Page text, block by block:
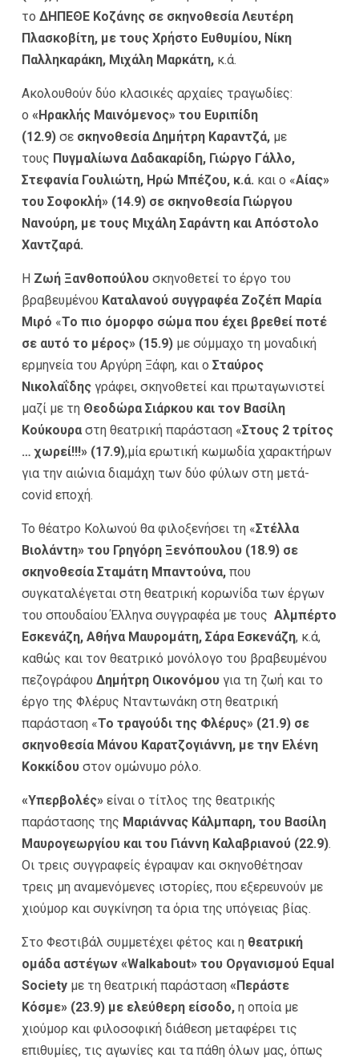
το ΔΗΠΕΘΕ Κοζάνης σε σκηνοθεσία Λευτέρη
Πλασκοβίτη, με τους Χρήστο Ευθυμίου, Νίκη
Παλληκαράκη, Μιχάλη Μαρκάτη, κ.ά.
Ακολουθούν δύο κλασικές αρχαίες τραγωδίες:
ο «Ηρακλής Μαινόμενος» του Ευριπίδη
(12.9) σε σκηνοθεσία Δημήτρη Καραντζά, με
τους Πυγμαλίωνα Δαδακαρίδη, Γιώργο Γάλλο,
Στεφανία Γουλιώτη, Ηρώ Μπέζου, κ.ά. και ο «Αίας»
του Σοφοκλή» (14.9) σε σκηνοθεσία Γιώργου
Νανούρη, με τους Μιχάλη Σαράντη και Απόστολο
Χαντζαρά.
Η Ζωή Ξανθοπούλου σκηνοθετεί το έργο του
βραβευμένου Καταλανού συγγραφέα Ζοζέπ Μαρία
Μιρό «Το πιο όμορφο σώμα που έχει βρεθεί ποτέ
σε αυτό το μέρος» (15.9) με σύμμαχο τη μοναδική
ερμηνεία του Αργύρη Ξάφη, και ο Σταύρος
Νικολαΐδης γράφει, σκηνοθετεί και πρωταγωνιστεί
μαζί με τη Θεοδώρα Σιάρκου και τον Βασίλη
Κούκουρα στη θεατρική παράσταση «Στους 2 τρίτος
… χωρεί!!!» (17.9),μία ερωτική κωμωδία χαρακτήρων
για την αιώνια διαμάχη των δύο φύλων στη μετά-
covid εποχή.
Το θέατρο Κολωνού θα φιλοξενήσει τη «Στέλλα
Βιολάντη» του Γρηγόρη Ξενόπουλου (18.9) σε
σκηνοθεσία Σταμάτη Μπαντούνα, που
συγκαταλέγεται στη θεατρική κορωνίδα των έργων
του σπουδαίου Έλληνα συγγραφέα με τους Αλμπέρτο
Εσκενάζη, Αθήνα Μαυρομάτη, Σάρα Εσκενάζη, κ.ά,
καθώς και τον θεατρικό μονόλογο του βραβευμένου
πεζογράφου Δημήτρη Οικονόμου για τη ζωή και το
έργο της Φλέρυς Νταντωνάκη στη θεατρική
παράσταση «Το τραγούδι της Φλέρυς» (21.9) σε
σκηνοθεσία Μάνου Καρατζογιάννη, με την Ελένη
Κοκκίδου στον ομώνυμο ρόλο.
«Υπερβολές» είναι ο τίτλος της θεατρικής
παράστασης της Μαριάννας Κάλμπαρη, του Βασίλη
Μαυρογεωργίου και του Γιάννη Καλαβριανού (22.9).
Οι τρεις συγγραφείς έγραψαν και σκηνοθέτησαν
τρεις μη αναμενόμενες ιστορίες, που εξερευνούν με
χιούμορ και συγκίνηση τα όρια της υπόγειας βίας.
Στο Φεστιβάλ συμμετέχει φέτος και η θεατρική
ομάδα αστέγων «Walkabout» του Οργανισμού Equal
Society με τη θεατρική παράσταση «Περάστε
Κόσμε» (23.9) με ελεύθερη είσοδο, η οποία με
χιούμορ και φιλοσοφική διάθεση μεταφέρει τις
επιθυμίες, τις αγωνίες και τα πάθη όλων μας, όπως